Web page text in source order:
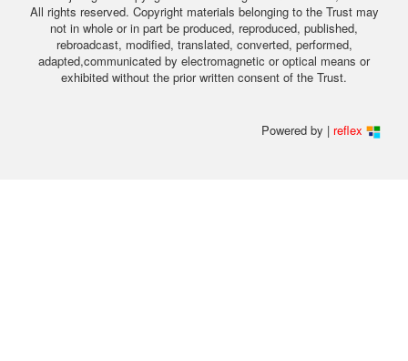
All rights reserved. Copyright materials belonging to the Trust may
not in whole or in part be produced, reproduced, published,
rebroadcast, modified, translated, converted, performed,
adapted,communicated by electromagnetic or optical means or
exhibited without the prior written consent of the Trust.
Powered by | reflex